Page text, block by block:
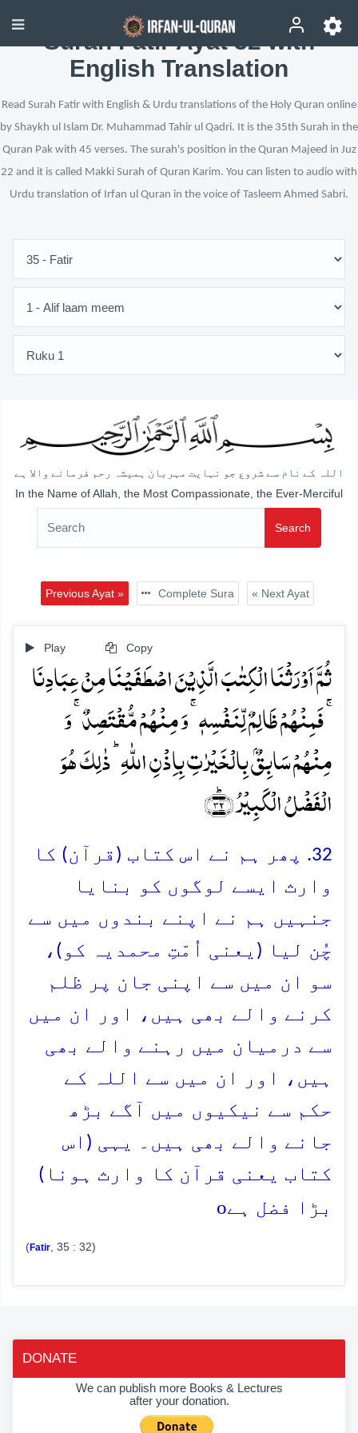
Surah Fatir Ayat 32 with
English Translation
Read Surah Fatir with English & Urdu translations of the Holy Quran online
by Shaykh ul Islam Dr. Muhammad Tahir ul Qadri. It is the 35th Surah in the
Quran Pak with 45 verses. The surah's position in the Quran Majeed in Juz
22 and it is called Makki Surah of Quran Karim. You can listen to audio with
Urdu translation of Irfan ul Quran in the voice of Tasleem Ahmed Sabri.
اللہ کے نام سے شروع جو نہایت مہربان ہمیشہ رحم فرمانے والا ہے
In the Name of Allah, the Most Compassionate, the Ever-Merciful
Search
Previous Ayat » Complete Sura « Next Ayat
Play Copy
ثُمَّ اَوۡرَثۡنَا الۡکِتٰبَ الَّذِیۡنَ اصۡطَفَیۡنَا مِنۡ عِبَادِنَا
ۚ فَمِنۡہُمۡ ظَالِمٌ لِّنَفۡسِہٖ ۚ وَ مِنۡہُمۡ مُّقۡتَصِدٌ ۚ وَ
مِنۡہُمۡ سَابِقٌۢ بِالۡخَیۡرٰتِ بِاِذۡنِ اللّٰہِ ؕ ذٰلِکَ ہُوَ
الۡفَضۡلُ الۡکَبِیۡرُ ﴿ؕ۳۲﴾
32. پھر ہم نے اس کتاب (قرآن) کا
وارث ایسے لوگوں کو بنایا
جنہیں ہم نے اپنے بندوں میں سے
چُن لیا (یعنی اُمّتِ محمدیہ کو)،
سو ان میں سے اپنی جان پر ظلم
کرنے والے بھی ہیں، اور ان میں
سے درمیان میں رہنے والے بھی
ہیں، اور ان میں سے اللہ کے
حکم سے نیکیوں میں آگے بڑھ
جانے والے بھی ہیں۔ یہی (اس
کتاب یعنی قرآن کا وارث ہونا)
بڑا فضل ہےo
(Fatir , 35 : 32)
DONATE
We can publish more Books & Lectures
after your donation.